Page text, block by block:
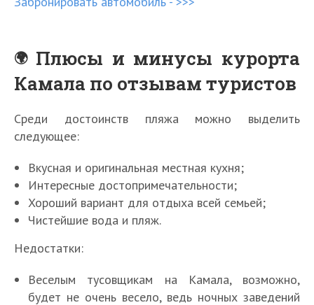
Плюсы и минусы курорта
Камала по отзывам туристов
Среди достоинств пляжа можно выделить
следующее:
Вкусная и оригинальная местная кухня;
Интересные достопримечательности;
Хороший вариант для отдыха всей семьей;
Чистейшие вода и пляж.
Недостатки:
Веселым тусовщикам на Камала, возможно,
будет не очень весело, ведь ночных заведений